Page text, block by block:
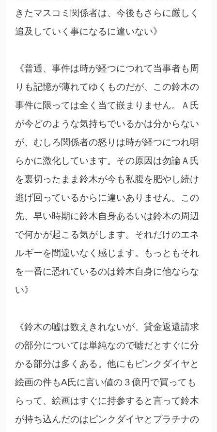
きたマスコミ関係者は、今後もさらに厳しく
追及していく事になるに違いない》
《普通、事件は時が経つにつれて当事者も周
りも記憶が薄れてゆくものだが、この鈴木の
事件に限っては全く当て嵌まりません。Ａ氏
が今どのような気持ちでいるかは分からない
が、むしろ関係者の怒りは時が経つにつれ明
らかに激化しています。その原因は勿論Ａ氏
を裏切ったまま鈴木が今も私腹を肥やし続け
逃げ回っているからに違いありません。この
先、早い時期に鈴木自身あるいは鈴木の周辺
で何かが起こる気がします。それだけのエネ
ルギーを間違いなく感じます。もっともそれ
を一番に恐れているのは鈴木自身に他ならな
い》
《鈴木の嘘は数えきれないが、貸金返還請求
の部分については単純なので嘘だとすぐに分
かる部分は多くある。他にもピンクダイヤと
絵画の件もA氏に言い値の３億円で買っても
らって、絵画はすぐに持参すると言って鈴木
が持ち込んだのはピンクダイヤとプラチナの